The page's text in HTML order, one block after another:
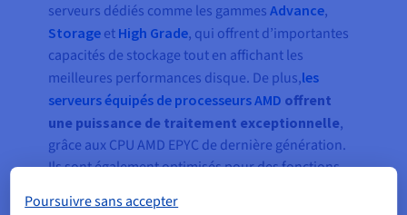
serveurs dédiés comme les gammesAdvance,
Storage et High Grade, qui offrent d’importantes
capacités de stockage tout en affichant les
meilleures performances disque. De plus,les
serveurs équipés de processeurs AMD offrent
une puissance de traitement exceptionnelle,
grâce aux CPU AMD EPYC de dernière génération.
Ils sont également optimisés pour des fonctions
Poursuivre sans accepter